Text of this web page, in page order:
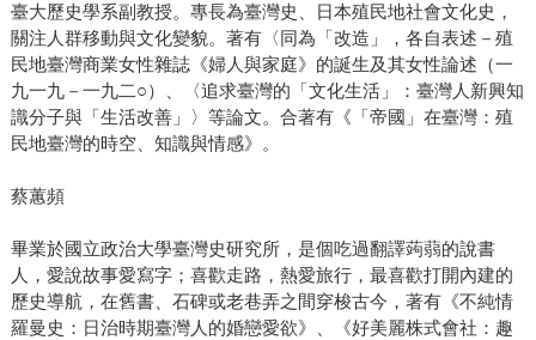
臺大歷史學系副教授。專長為臺灣史、日本殖民地社會文化史，
關注人群移動與文化變貌。著有〈同為「改造」，各自表述－殖
民地臺灣商業女性雜誌《婦人與家庭》的誕生及其女性論述（一
九一九－一九二○）、〈追求臺灣的「文化生活」：臺灣人新興知
識分子與「生活改善」〉等論文。合著有《「帝國」在臺灣：殖
民地臺灣的時空、知識與情感》。
蔡蕙頻
畢業於國立政治大學臺灣史研究所，是個吃過翻譯蒟蒻的說書
人，愛說故事愛寫字；喜歡走路，熱愛旅行，最喜歡打開內建的
歷史導航，在舊書、石碑或老巷弄之間穿梭古今，著有《不純情
羅曼史：日治時期臺灣人的婚戀愛欲》、《好美麗株式會社：趣